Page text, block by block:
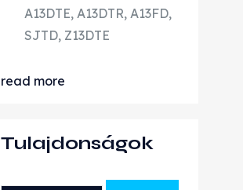
A13DTE, A13DTR, A13FD,
SJTD, Z13DTE
read more
Tulajdonságok